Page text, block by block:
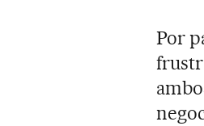
Por